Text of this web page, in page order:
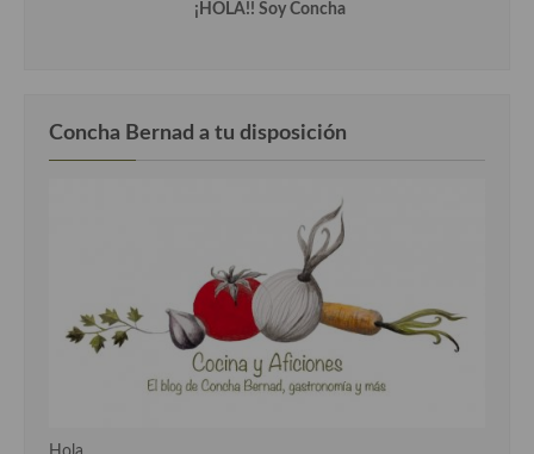
¡HOLA!! Soy Concha
Concha Bernad a tu disposición